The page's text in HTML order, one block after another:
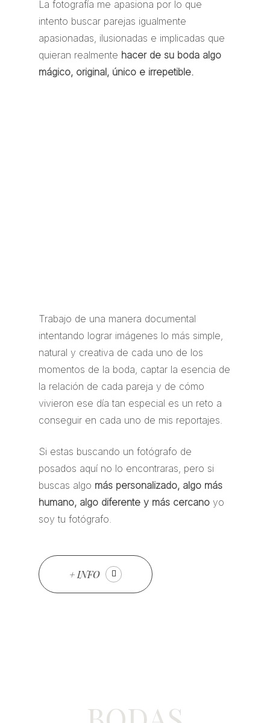
La fotografía me apasiona por lo que
intento buscar parejas igualmente
apasionadas, ilusionadas e implicadas que
quieran realmente hacer de su boda algo
mágico, original, único e irrepetible.
Trabajo de una manera documental
intentando lograr imágenes lo más simple,
natural y creativa de cada uno de los
momentos de la boda, captar la esencia de
la relación de cada pareja y de cómo
vivieron ese día tan especial es un reto a
conseguir en cada uno de mis reportajes.
Si estas buscando un fotógrafo de
posados aquí no lo encontraras, pero si
buscas algo más personalizado, algo más
humano, algo diferente y más cercano yo
soy tu fotógrafo.
+ INFO